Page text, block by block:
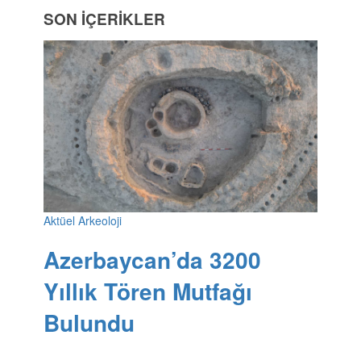
SON İÇERİKLER
Aktüel Arkeoloji
Azerbaycan’da 3200
Yıllık Tören Mutfağı
Bulundu